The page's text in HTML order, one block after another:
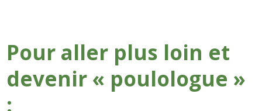
Pour aller plus loin et
devenir « poulologue »
: